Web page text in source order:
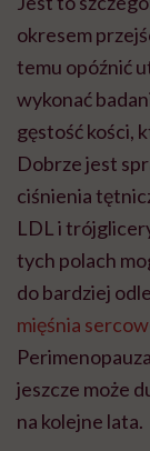
okresem
temu opóźnić
wykonać
gęstość kości,
Dobrze jest
ciśnienia
LDL i
tych polach
do bardziej
mięśnia
jeszcze może
na kolejne lata.